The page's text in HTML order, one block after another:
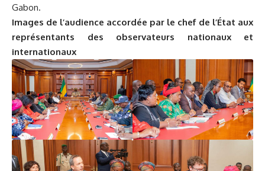
Gabon.
Images de l’audience accordée par le chef de l’État aux
représentants des observateurs nationaux et
internationaux